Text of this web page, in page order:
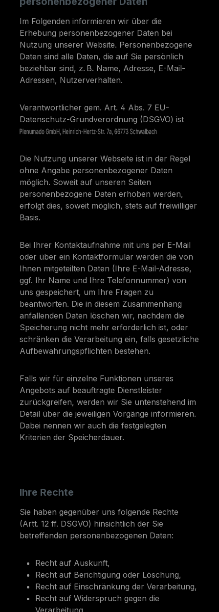
Im Folgenden informieren wir über die
Erhebung personenbezogener Daten bei
Nutzung unserer Website. Personenbezogene
Daten sind alle Daten, die auf Sie persönlich
beziehbar sind, z. B. Name, Adresse, E-Mail-
Adressen, Nutzerverhalten.
Verantwortlicher gem. Art. 4 Abs. 7 EU-
Datenschutz-Grundverordnung (DSGVO) ist
Die Nutzung unserer Webseite ist in der Regel
ohne Angabe personenbezogener Daten
möglich. Soweit auf unseren Seiten
personenbezogene Daten erhoben werden,
erfolgt dies, soweit möglich, stets auf freiwilliger
Basis.
Bei Ihrer Kontaktaufnahme mit uns per E-Mail
oder über ein Kontaktformular werden die von
Ihnen mitgeteilten Daten (Ihre E-Mail-Adresse,
ggf. Ihr Name und Ihre Telefonnummer) von
uns gespeichert, um Ihre Fragen zu
beantworten. Die in diesem Zusammenhang
anfallenden Daten löschen wir, nachdem die
Speicherung nicht mehr erforderlich ist, oder
schränken die Verarbeitung ein, falls gesetzliche
Aufbewahrungspflichten bestehen.
Falls wir für einzelne Funktionen unseres
Angebots auf beauftragte Dienstleister
zurückgreifen, werden wir Sie untenstehend im
Detail über die jeweiligen Vorgänge informieren.
Dabei nennen wir auch die festgelegten
Kriterien der Speicherdauer.
Ihre Rechte
Sie haben gegenüber uns folgende Rechte
(Artt. 12 ff. DSGVO) hinsichtlich der Sie
betreffenden personenbezogenen Daten:
Recht auf Auskunft,
Recht auf Berichtigung oder Löschung,
Recht auf Einschränkung der Verarbeitung,
Recht auf Widerspruch gegen die